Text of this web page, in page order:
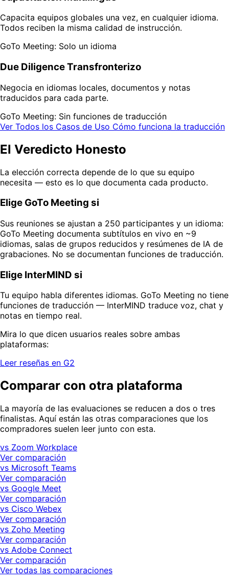
Capacita equipos globales una vez, en cualquier idioma.
Todos reciben la misma calidad de instrucción.
GoTo Meeting: Solo un idioma
Due Diligence Transfronterizo
Negocia en idiomas locales, documentos y notas
traducidos para cada parte.
GoTo Meeting: Sin funciones de traducción
Ver Todos los Casos de Uso Cómo funciona la traducción
El Veredicto Honesto
La elección correcta depende de lo que su equipo
necesita — esto es lo que documenta cada producto.
Elige GoTo Meeting si
Sus reuniones se ajustan a 250 participantes y un idioma:
GoTo Meeting documenta subtítulos en vivo en ~9
idiomas, salas de grupos reducidos y resúmenes de IA de
grabaciones. No se documentan funciones de traducción.
Elige InterMIND si
Tu equipo habla diferentes idiomas. GoTo Meeting no tiene
funciones de traducción — InterMIND traduce voz, chat y
notas en tiempo real.
Mira lo que dicen usuarios reales sobre ambas
plataformas:
Leer reseñas en G2
Comparar con otra plataforma
La mayoría de las evaluaciones se reducen a dos o tres
finalistas. Aquí están las otras comparaciones que los
compradores suelen leer junto con esta.
vs Zoom Workplace
Ver comparación
vs Microsoft Teams
Ver comparación
vs Google Meet
Ver comparación
vs Cisco Webex
Ver comparación
vs Zoho Meeting
Ver comparación
vs Adobe Connect
Ver comparación
Ver todas las comparaciones